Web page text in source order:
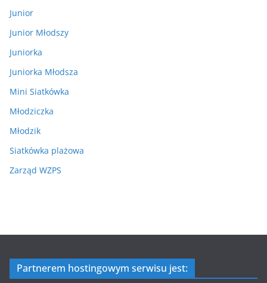
Junior
Junior Młodszy
Juniorka
Juniorka Młodsza
Mini Siatkówka
Młodziczka
Młodzik
Siatkówka plażowa
Zarząd WZPS
Partnerem hostingowym serwisu jest: